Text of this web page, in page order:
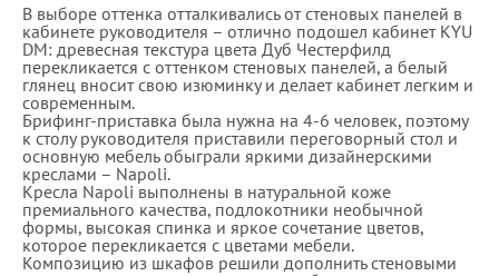
В выборе оттенка отталкивались от стеновых панелей в
кабинете руководителя – отлично подошел кабинет KYU
DM: древесная текстура цвета Дуб Честерфилд
перекликается с оттенком стеновых панелей, а белый
глянец вносит свою изюминку и делает кабинет легким и
современным.
Брифинг-приставка была нужна на 4-6 человек, поэтому
к столу руководителя приставили переговорный стол и
основную мебель обыграли яркими дизайнерскими
креслами – Napoli.
Кресла Napoli выполнены в натуральной коже
премиального качества, подлокотники необычной
формы, высокая спинка и яркое сочетание цветов,
которое перекликается с цветами мебели.
Композицию из шкафов решили дополнить стеновыми